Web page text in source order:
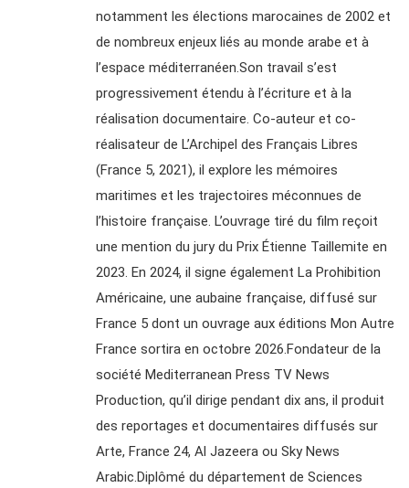
notamment les élections marocaines de 2002 et
de nombreux enjeux liés au monde arabe et à
l’espace méditerranéen.Son travail s’est
progressivement étendu à l’écriture et à la
réalisation documentaire. Co-auteur et co-
réalisateur de L’Archipel des Français Libres
(France 5, 2021), il explore les mémoires
maritimes et les trajectoires méconnues de
l’histoire française. L’ouvrage tiré du film reçoit
une mention du jury du Prix Étienne Taillemite en
2023. En 2024, il signe également La Prohibition
Américaine, une aubaine française, diffusé sur
France 5 dont un ouvrage aux éditions Mon Autre
France sortira en octobre 2026.Fondateur de la
société Mediterranean Press TV News
Production, qu’il dirige pendant dix ans, il produit
des reportages et documentaires diffusés sur
Arte, France 24, Al Jazeera ou Sky News
Arabic.Diplômé du département de Sciences